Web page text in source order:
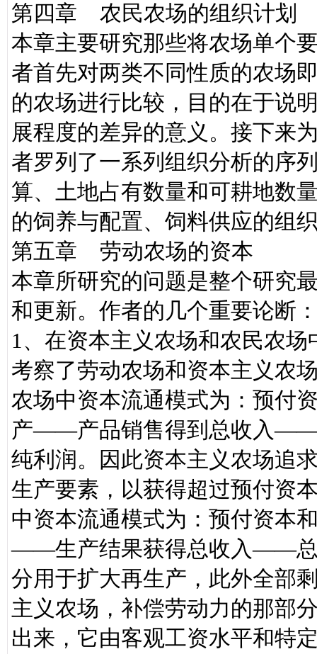
第四章 农民农场的组织计划
本章主要研究那些将农场单个
者首先对两类不同性质的农场
的农场进行比较，目的在于说
展程度的差异的意义。接下来
者罗列了一系列组织分析的序
算、土地占有数量和可耕地数
的饲养与配置、饲料供应的组
第五章 劳动农场的资本
本章所研究的问题是整个研究
和更新。作者的几个重要论断
1、在资本主义农场和农民农
考察了劳动农场和资本主义农
农场中资本流通模式为：预付
产——产品销售得到总收入——
纯利润。因此资本主义农场追
生产要素，以获得超过预付资
中资本流通模式为：预付资
——生产结果获得总收入——总
分用于扩大再生产，此外全部
主义农场，补偿劳动力的那部
出来，它由客观工资水平和特